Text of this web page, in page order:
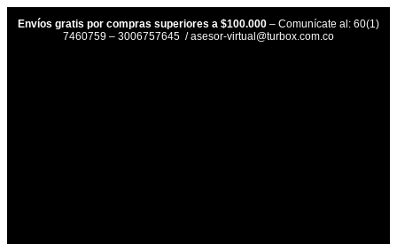
Envíos gratis por compras superiores a $100.000 – Comunícate al: 60(1)
7460759 – 3006757645 / asesor-virtual@turbox.com.co